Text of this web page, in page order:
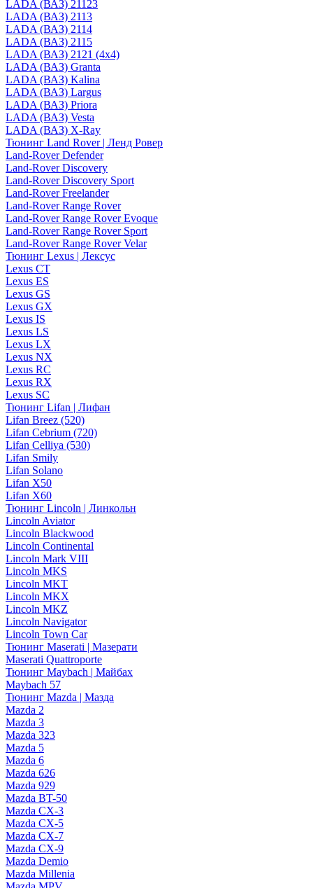
LADA (ВАЗ) 21123
LADA (ВАЗ) 2113
LADA (ВАЗ) 2114
LADA (ВАЗ) 2115
LADA (ВАЗ) 2121 (4x4)
LADA (ВАЗ) Granta
LADA (ВАЗ) Kalina
LADA (ВАЗ) Largus
LADA (ВАЗ) Priora
LADA (ВАЗ) Vesta
LADA (ВАЗ) X-Ray
Тюнинг Land Rover | Ленд Ровер
Land-Rover Defender
Land-Rover Discovery
Land-Rover Discovery Sport
Land-Rover Freelander
Land-Rover Range Rover
Land-Rover Range Rover Evoque
Land-Rover Range Rover Sport
Land-Rover Range Rover Velar
Тюнинг Lexus | Лексус
Lexus CT
Lexus ES
Lexus GS
Lexus GX
Lexus IS
Lexus LS
Lexus LX
Lexus NX
Lexus RC
Lexus RX
Lexus SC
Тюнинг Lifan | Лифан
Lifan Breez (520)
Lifan Cebrium (720)
Lifan Celliya (530)
Lifan Smily
Lifan Solano
Lifan X50
Lifan X60
Тюнинг Lincoln | Линкольн
Lincoln Aviator
Lincoln Blackwood
Lincoln Continental
Lincoln Mark VIII
Lincoln MKS
Lincoln MKT
Lincoln MKX
Lincoln MKZ
Lincoln Navigator
Lincoln Town Car
Тюнинг Maserati | Мазерати
Maserati Quattroporte
Тюнинг Maybach | Майбах
Maybach 57
Тюнинг Mazda | Мазда
Mazda 2
Mazda 3
Mazda 323
Mazda 5
Mazda 6
Mazda 626
Mazda 929
Mazda BT-50
Mazda CX-3
Mazda CX-5
Mazda CX-7
Mazda CX-9
Mazda Demio
Mazda Millenia